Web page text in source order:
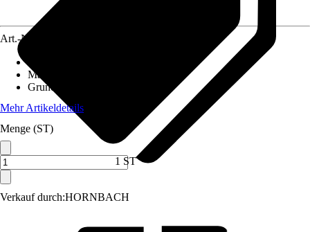
Verkauf durch:HORNBACH
Art.-Nr.
Material
Grundfarbe
Mehr Artikeldetails
Menge (ST)
1 ST